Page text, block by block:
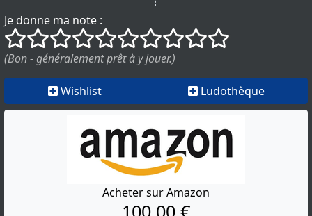
Je donne ma note :
()
() () () () () () () ()
()
(Bon - généralement prêt à y jouer.)
Wishlist Ludothèque
Acheter sur Amazon
100,00 €